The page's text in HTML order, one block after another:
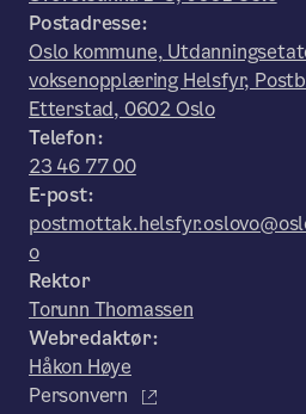
Postadresse:
Oslo kommune,
voksenopplæring Helsfyr,
Etterstad, 0602 Oslo
Telefon:
23 46 77 00
E-post:
o
Rektor
Torunn Thomassen
Webredaktør:
Håkon Høye
Personvern